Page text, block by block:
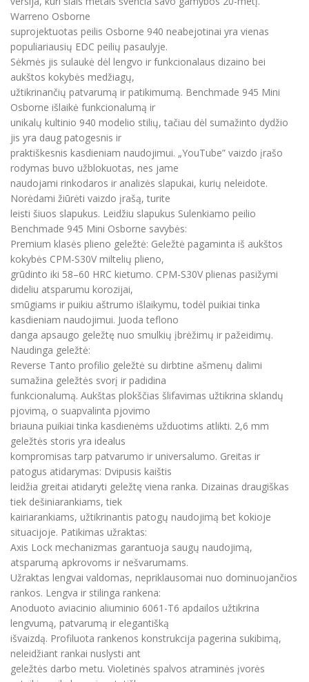
Warreno Osborne
suprojektuotas peilis Osborne 940 neabejotinai yra vienas
populiariausių EDC peilių pasaulyje.
Sėkmės jis sulaukė dėl lengvo ir funkcionalaus dizaino bei
aukštos kokybės medžiagų,
užtikrinančių patvarumą ir patikimumą. Benchmade 945 Mini
Osborne išlaikė funkcionalumą ir
unikalų kultinio 940 modelio stilių, tačiau dėl sumažinto dydžio
jis yra daug patogesnis ir
praktiškesnis kasdieniam naudojimui. „YouTube” vaizdo įrašo
rodymas buvo užblokuotas, nes jame
naudojami rinkodaros ir analizės slapukai, kurių neleidote.
Norėdami žiūrėti vaizdo įrašą, turite
leisti šiuos slapukus. Leidžiu slapukus Sulenkiamo peilio
Benchmade 945 Mini Osborne savybės:
Premium klasės plieno geležtė: Geležtė pagaminta iš aukštos
kokybės CPM-S30V miltelių plieno,
grūdinto iki 58–60 HRC kietumo. CPM-S30V plienas pasižymi
dideliu atsparumu korozijai,
smūgiams ir puikiu aštrumo išlaikymu, todėl puikiai tinka
kasdieniam naudojimui. Juoda teflono
danga apsaugo geležtę nuo smulkių įbrėžimų ir pažeidimų.
Naudinga geležtė:
Reverse Tanto profilio geležtė su dirbtine ašmenų dalimi
sumažina geležtės svorį ir padidina
funkcionalumą. Aukštas plokščias šlifavimas užtikrina sklandų
pjovimą, o suapvalinta pjovimo
briauna puikiai tinka kasdienėms užduotims atlikti. 2,6 mm
geležtės storis yra idealus
kompromisas tarp patvarumo ir universalumo. Greitas ir
patogus atidarymas: Dvipusis kaištis
leidžia greitai atidaryti geležtę viena ranka. Dizainas draugiškas
tiek dešiniarankiams, tiek
kairiarankiams, užtikrinantis patogų naudojimą bet kokioje
situacijoje. Patikimas užraktas:
Axis Lock mechanizmas garantuoja saugų naudojimą,
atsparumą apkrovoms ir nešvarumams.
Užraktas lengvai valdomas, nepriklausomai nuo dominuojančios
rankos. Lengva ir stilinga rankena:
Anoduoto aviacinio aliuminio 6061-T6 apdailos užtikrina
lengvumą, patvarumą ir elegantišką
išvaizdą. Profiluota rankenos konstrukcija pagerina sukibimą,
neleidžiant rankai nuslysti ant
geležtės darbo metu. Violetinės spalvos atraminės įvorės